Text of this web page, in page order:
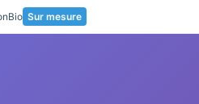
Bio Sur mesure